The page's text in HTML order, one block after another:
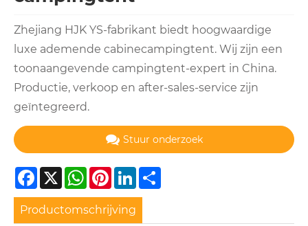
Zhejiang HJK YS-fabrikant biedt hoogwaardige
luxe ademende cabinecampingtent. Wij zijn een
toonaangevende campingtent-expert in China.
Productie, verkoop en after-sales-service zijn
geïntegreerd.
Stuur onderzoek
Facebook
X WhatsApp
Pinterest
LinkedIn
Productomschrijving